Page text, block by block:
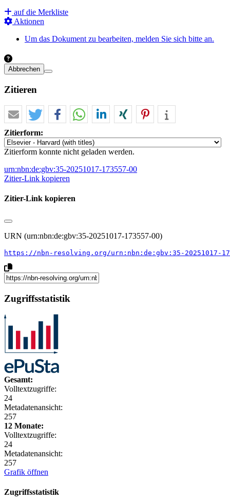
auf die Merkliste
Aktionen
Um das Dokument zu bearbeiten, melden Sie sich bitte an.
Abbrechen
Zitieren
Zitierform:
Zitierform konnte nicht geladen werden.
urn:nbn:de:gbv:35-20251017-173557-00
Zitier-Link kopieren
Zitier-Link kopieren
URN (urn:nbn:de:gbv:35-20251017-173557-00)
https://nbn-resolving.org/urn:nbn:de:gbv:35-20251017-
Zugriffsstatistik
Gesamt:
Volltextzugriffe:
24
Metadatenansicht:
257
12 Monate:
Volltextzugriffe:
24
Metadatenansicht:
257
Grafik öffnen
Zugriffsstatistik